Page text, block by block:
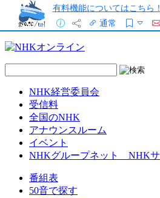
有料機能についてはこちら！
通常